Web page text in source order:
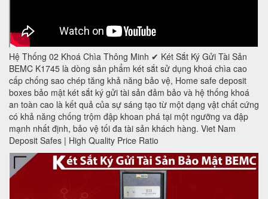
Hệ Thống 02 Khoá Chìa Thông Minh ✔ Két Sắt Ký Gửi Tài Sản
BEMC K1745 là dòng sản phẩm két sắt sử dụng khoá chìa cao
cấp chống sao chép tăng khả năng bảo vệ, Home safe deposit
boxes bảo mật két sắt ký gửi tài sản đảm bảo và hệ thống khoá
an toàn cao là kết quả của sự sáng tạo từ một dạng vật chất cứng
có khả năng chống trộm đập khoan phá tại một ngưỡng va đập
mạnh nhất định, bảo vệ tối đa tài sản khách hàng. Viet Nam
Deposit Safes | High Quality Price Ratio